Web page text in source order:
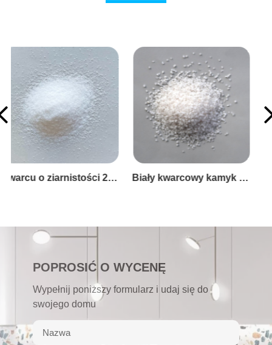
Piasek kwarcowy krzemionkowy 16-26#
POPROSIĆ O WYCENĘ
Wypełnij poniższy formularz i udaj się do
swojego domu